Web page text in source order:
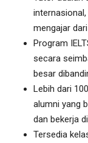
mengajar
Program
secara
besar
Lebih dari
alumni yang
dan bekerja
Tersedia